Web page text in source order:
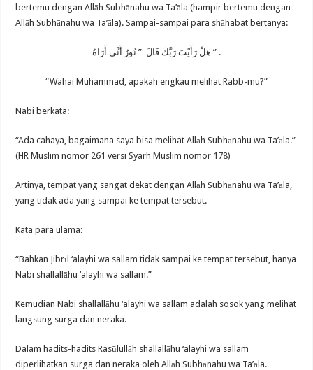
bertemu dengan Allāh Subhānahu wa Ta’āla (hampir bertemu dengan
Allāh Subhānahu wa Ta’āla). Sampai-sampai para shāhabat bertanya:
هَلْ رَأَيْتَ رَبَّكَ قَالَ ” نُورٌ أَنَّى أَرَاهُ ” .
“Wahai Muhammad, apakah engkau melihat Rabb-mu?”
Nabi berkata:
“Ada cahaya, bagaimana saya bisa melihat Allāh Subhānahu wa Ta’āla.”
(HR Muslim nomor 261 versi Syarh Muslim nomor 178)
Artinya, tempat yang sangat dekat dengan Allāh Subhānahu wa Ta’āla,
yang tidak ada yang sampai ke tempat tersebut.
Kata para ulama:
“Bahkan Jibrīl ‘alayhi wa sallam tidak sampai ke tempat tersebut, hanya
Nabi shallallāhu ‘alayhi wa sallam.”
Kemudian Nabi shallallāhu ‘alayhi wa sallam adalah sosok yang melihat
langsung surga dan neraka.
Dalam hadits-hadits Rasūlullāh shallallāhu ‘alayhi wa sallam
diperlihatkan surga dan neraka oleh Allāh Subhānahu wa Ta’āla.